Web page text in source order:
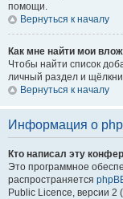
помощи.
Вернуться к началу
Как мне найти мои
Чтобы найти список
личный раздел и
Вернуться к началу
Информация о
Кто написал эту
Это программное
распространяется
Public Licence, версии 2